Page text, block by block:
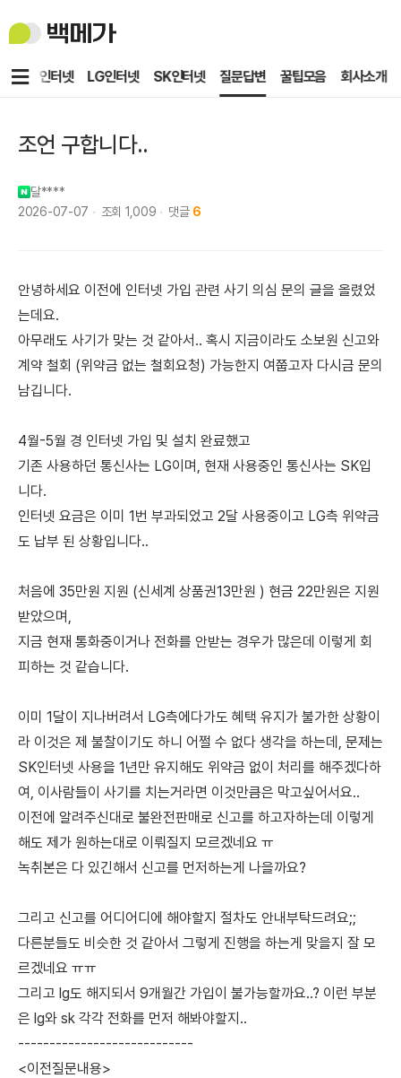
백
메
KT인터넷 LG인터넷 SK인터넷 질문답변 꿀팁모음 회사소개
메
조언 구합니다..
달****
2026-07-07
조회 1,009 댓글 6
안녕하세요 이전에 인터넷 가입 관련 사기 의심 문의 글을 올렸었
는데요.
아무래도 사기가 맞는 것 같아서.. 혹시 지금이라도 소보원 신고와
계약 철회 (위약금 없는 철회요청) 가능한지 여쭙고자 다시금 문의
남깁니다.
4월-5월 경 인터넷 가입 및 설치 완료했고
기존 사용하던 통신사는 LG이며, 현재 사용중인 통신사는 SK입
니다.
인터넷 요금은 이미 1번 부과되었고 2달 사용중이고 LG측 위약금
도 납부 된 상황입니다..
처음에 35만원 지원 (신세계 상품권13만원 ) 현금 22만원은 지원
받았으며,
지금 현재 통화중이거나 전화를 안받는 경우가 많은데 이렇게 회
피하는 것 같습니다.
이미 1달이 지나버려서 LG측에다가도 혜택 유지가 불가한 상황이
라 이것은 제 불찰이기도 하니 어쩔 수 없다 생각을 하는데, 문제는
SK인터넷 사용을 1년만 유지해도 위약금 없이 처리를 해주겠다하
여, 이사람들이 사기를 치는거라면 이것만큼은 막고싶어서요..
이전에 알려주신대로 불완전판매로 신고를 하고자하는데 이렇게
해도 제가 원하는대로 이뤄질지 모르겠네요 ㅠ
녹취본은 다 있긴해서 신고를 먼저하는게 나을까요?
그리고 신고를 어디어디에 해야할지 절차도 안내부탁드려요;;
다른분들도 비슷한 것 같아서 그렇게 진행을 하는게 맞을지 잘 모
르겠네요 ㅠㅠ
그리고 lg도 해지되서 9개월간 가입이 불가능할까요..? 이런 부분
은 lg와 sk 각각 전화를 먼저 해봐야할지..
----------------------------
<이전질문내용>